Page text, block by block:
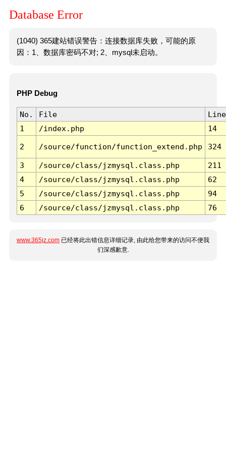
Database Error
(1040) 365建站错误警告：连接数据库失败，可能的原
因：1、数据库密码不对; 2、mysql未启动。
PHP Debug
No. File
Line
1
/index.php 14
2 /source/function/function_extend.php 324
3 /source/class/jzmysql.class.php
211
4
/source/class/jzmysql.class.php
62
5
/source/class/jzmysql.class.php
94
6
/source/class/jzmysql.class.php 76
www.365jz.com 已经将此出错信息详细记录, 由此给您带来的访问不便我
们深感歉意.